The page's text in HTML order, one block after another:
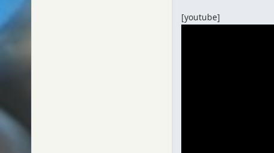
[youtube]